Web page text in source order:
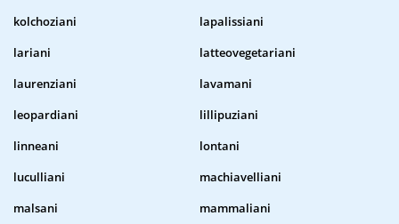
kolchoziani
lapalissiani
lariani
latteovegetariani
laurenziani
lavamani
leopardiani
lillipuziani
linneani
lontani
luculliani
machiavelliani
malsani
mammaliani